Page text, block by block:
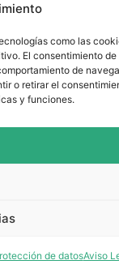
como las
El consentimiento de
de
o retirar el
y funciones.
de datosAviso